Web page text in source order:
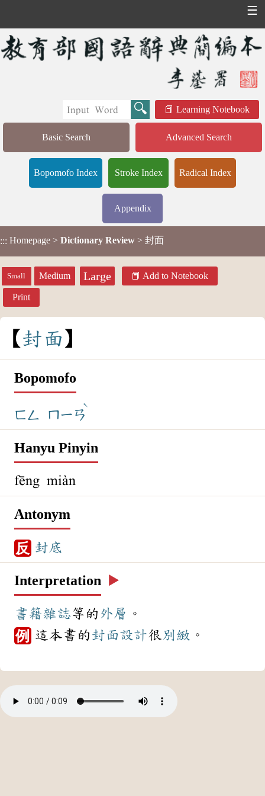
☰
Learning Notebook
Basic Search Advanced Search
Bopomofo Index Stroke Index Radical Index
Appendix
::: Homepage > Dictionary Review > 封面
Small Medium Large Add to Notebook
Print
封面
Bopomofo
ㄈㄥ ㄇㄧㄢ
ˋ
Hanyu Pinyin
fēng miàn
Antonym
反 封底
Interpretation ▶️
書籍雜誌等的 外層 。
例 這本書的 封面設計很 別緻 。